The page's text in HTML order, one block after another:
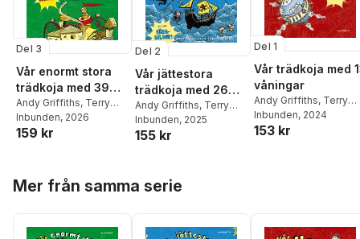
Del 3
Vår enormt stora
trädkoja med 39
våningar: i färg
Andy Griffiths, Terry
Denton
Inbunden, 2026
159 kr
Del 2
Vår jättestora
trädkoja med 26
våningar : i färg
Andy Griffiths, Terry
Denton
Inbunden, 2025
155 kr
Del 1
Vår trädkoja med
våningar
Andy Griffiths, Terry
Denton
Inbunden, 2024
153 kr
Mer från samma serie